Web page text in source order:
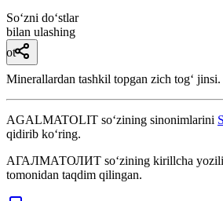
So‘zni do‘stlar
bilan ulashing
ot
Minerallardan tashkil topgan zich togʻ jinsi.
AGALMATOLIT so‘zining sinonimlarini
qidirib ko‘ring.
АГАЛМАТОЛИТ so‘zining kirillcha
tomonidan taqdim qilingan.